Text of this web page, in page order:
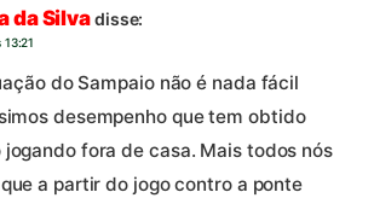
da Silvadisse:
do Sampaio não é nada fácil
desempenho que tem obtido
fora de casa. Mais todos nós
a partir do jogo contro a ponte